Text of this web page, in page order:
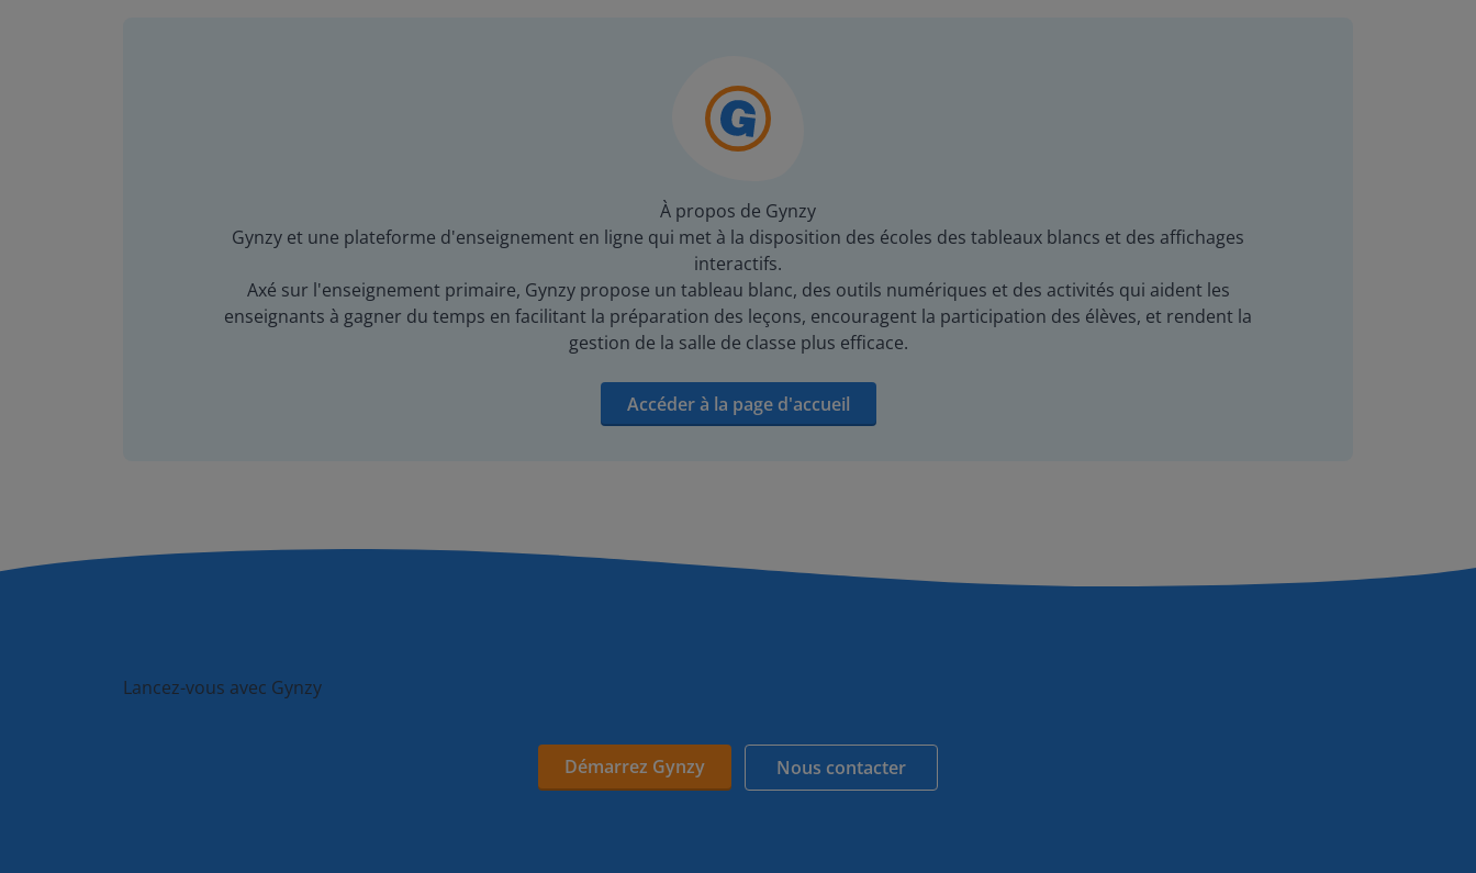
À propos de Gynzy
Gynzy et une plateforme d'enseignement en ligne qui met à la disposition des écoles des tableaux blancs et des affichages
interactifs.
Axé sur l'enseignement primaire, Gynzy propose un tableau blanc, des outils numériques et des activités qui aident les
enseignants à gagner du temps en facilitant la préparation des leçons, encouragent la participation des élèves, et rendent la
gestion de la salle de classe plus efficace.
Accéder à la page d'accueil
Lancez-vous avec Gynzy
Démarrez Gynzy Nous contacter